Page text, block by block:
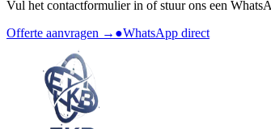
Vul het contactformulier in of stuur ons een
Offerte aanvragen → ●WhatsApp direct